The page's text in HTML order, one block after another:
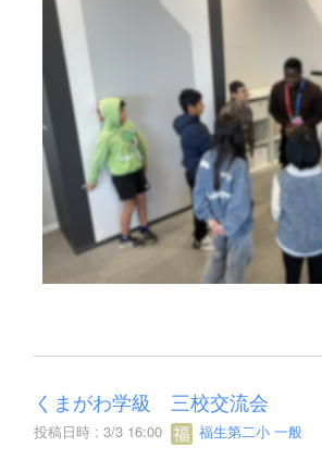
くまがわ学級 三校交流会
投稿日時 : 3/3 16:00 福生第二小 一般